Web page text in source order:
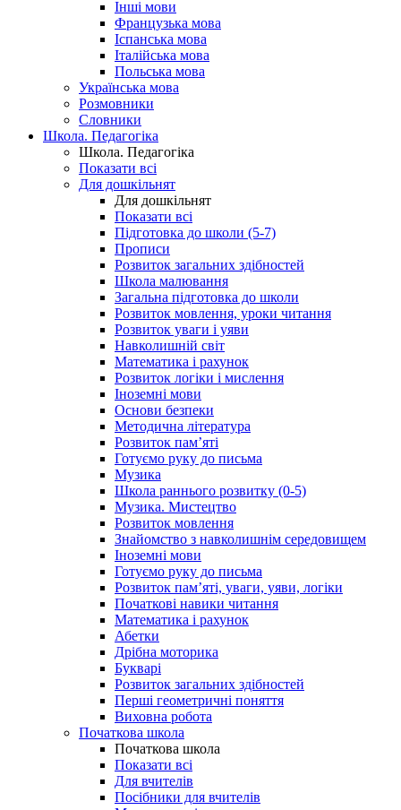
Інші мови
Французька мова
Іспанська мова
Італійська мова
Польська мова
Українська мова
Розмовники
Словники
Школа. Педагогіка
Школа. Педагогіка
Показати всі
Для дошкільнят
Для дошкільнят
Показати всі
Підготовка до школи (5-7)
Прописи
Розвиток загальних здібностей
Школа малювання
Загальна підготовка до школи
Розвиток мовлення, уроки читання
Розвиток уваги і уяви
Навколишній світ
Математика і рахунок
Розвиток логіки і мислення
Іноземні мови
Основи безпеки
Методична література
Розвиток пам’яті
Готуємо руку до письма
Музика
Школа раннього розвитку (0-5)
Музика. Мистецтво
Розвиток мовлення
Знайомство з навколишнім середовищем
Іноземні мови
Готуємо руку до письма
Розвиток пам’яті, уваги, уяви, логіки
Початкові навики читання
Математика і рахунок
Абетки
Дрібна моторика
Букварі
Розвиток загальних здібностей
Перші геометричні поняття
Виховна робота
Початкова школа
Початкова школа
Показати всі
Для вчителів
Посібники для вчителів